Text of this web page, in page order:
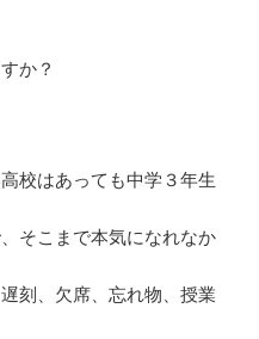
か？
校はあっても中学３年生
そこまで本気になれなか
刻、欠席、忘れ物、授業